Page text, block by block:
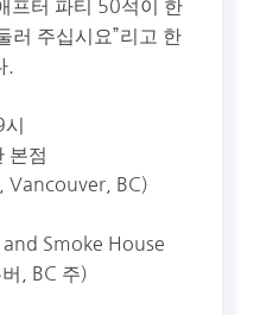
프터 파티 50석이 한
러 주십시요”리고 한
.
본점
BC)
and Smoke House
, BC 주)